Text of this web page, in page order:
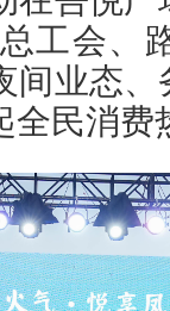
工会、
间业态
全民消费